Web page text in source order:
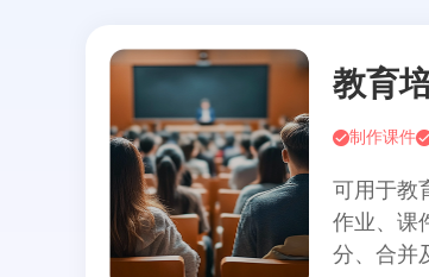
教育培
制作课件
可用于教
作业、课
分、合并